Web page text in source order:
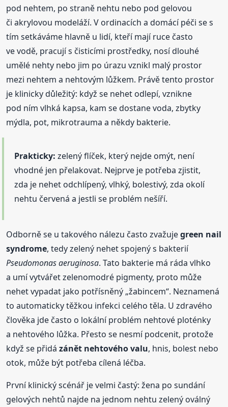
pod nehtem, po straně nehtu nebo pod gelovou
či akrylovou modeláží. V ordinacích a domácí péči se s
tím setkáváme hlavně u lidí, kteří mají ruce často
ve vodě, pracují s čisticími prostředky, nosí dlouhé
umělé nehty nebo jim po úrazu vznikl malý prostor
mezi nehtem a nehtovým lůžkem. Právě tento prostor
je klinicky důležitý: když se nehet odlepí, vznikne
pod ním vlhká kapsa, kam se dostane voda, zbytky
mýdla, pot, mikrotrauma a někdy bakterie.
Prakticky: zelený flíček, který nejde omýt, není
vhodné jen přelakovat. Nejprve je potřeba zjistit,
zda je nehet odchlípený, vlhký, bolestivý, zda okolí
nehtu červená a jestli se problém nešíří.
Odborně se u takového nálezu často zvažujegreen nail
syndrome, tedy zelený nehet spojený s bakterií
Pseudomonas aeruginosa. Tato bakterie má ráda vlhko
a umí vytvářet zelenomodré pigmenty, proto může
nehet vypadat jako potřísněný „žabincem“. Neznamená
to automaticky těžkou infekci celého těla. U zdravého
člověka jde často o lokální problém nehtové ploténky
a nehtového lůžka. Přesto se nesmí podcenit, protože
když se přidázánět nehtového valu, hnis, bolest nebo
otok, může být potřeba cílená léčba.
První klinický scénář je velmi častý: žena po sundání
gelových nehtů najde na jednom nehtu zelený oválný